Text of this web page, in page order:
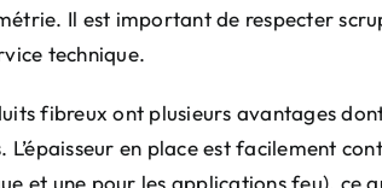
Il est important de respecter
technique.
fibreux ont plusieurs avantages
L’épaisseur en place est facilement
et une pour les applications feu), ce